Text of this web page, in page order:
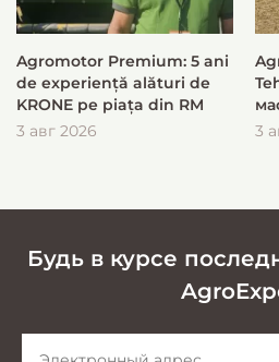
Agromotor Premium: 5 ani
de experiență alături de
KRONE pe piața din RM
3 авг 2026
3
Будь в курсе